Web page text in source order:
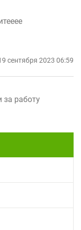
сентября 2023 06:59
работу